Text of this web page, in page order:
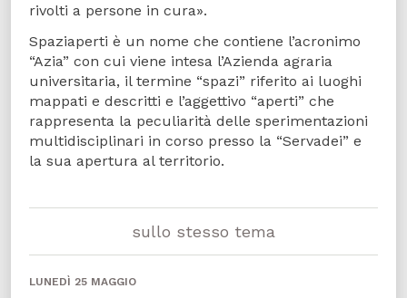
rivolti a persone in cura».
Spaziaperti è un nome che contiene l’acronimo
“Azia” con cui viene intesa l’Azienda agraria
universitaria, il termine “spazi” riferito ai luoghi
mappati e descritti e l’aggettivo “aperti” che
rappresenta la peculiarità delle sperimentazioni
multidisciplinari in corso presso la “Servadei” e
la sua apertura al territorio.
sullo stesso tema
LUNEDÌ 25 MAGGIO